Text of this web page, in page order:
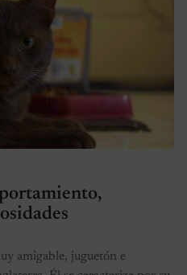
amigable, juguetón e